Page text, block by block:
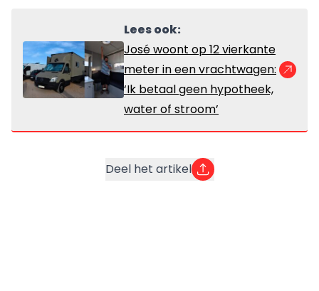
Lees ook:
José woont op 12 vierkante
meter in een vrachtwagen:
‘Ik betaal geen hypotheek,
water of stroom’
Deel het artikel